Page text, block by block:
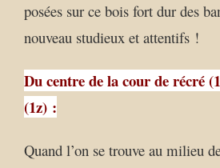
posées sur ce bois fort dur des
nouveau studieux et attentifs !
Du centre de la cour de récré
(1z) :
Quand l’on se trouve au milieu